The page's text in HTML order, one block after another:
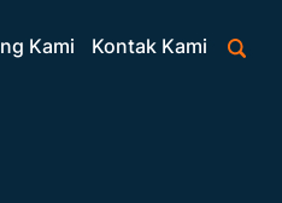
Kami Kontak Kami